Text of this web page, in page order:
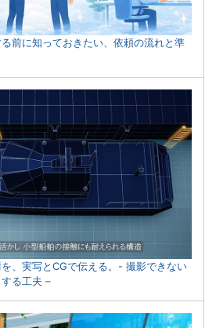
前に知っておきたい、依頼の流れと準
、実写とCGで伝える。- 撮影できない
る工夫 –